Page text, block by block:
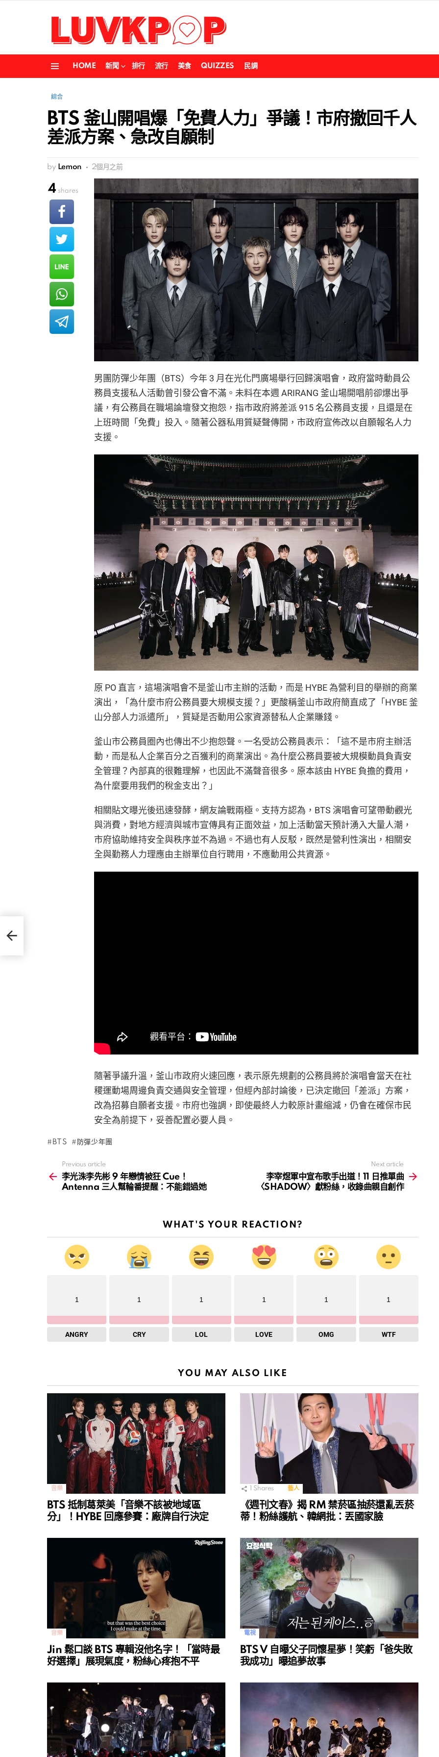
HOME 新聞 排行 流行 美食 QUIZZES 民調
綜合
BTS 釜山開唱爆「免費人力」爭議！市府撤回千人
差派方案、急改自願制
by Lemon 2個月之前
男團防彈少年團（BTS）今年 3 月在光化門廣場舉行回歸演唱會，政府當時動員公
務員支援私人活動曾引發公會不滿。未料在本週 ARIRANG 釜山場開唱前卻爆出爭
議，有公務員在職場論壇發文抱怨，指市政府將差派 915 名公務員支援，且還是在
上班時間「免費」投入。隨著公器私用質疑聲傳開，市政府宣佈改以自願報名人力
支援。
原 PO 直言，這場演唱會不是釜山市主辦的活動，而是 HYBE 為營利目的舉辦的商業
演出，「為什麼市府公務員要大規模支援？」更酸稱釜山市政府簡直成了「HYBE 釜
山分部人力派遣所」，質疑是否動用公家資源替私人企業賺錢。
釜山市公務員圈內也傳出不少抱怨聲。一名受訪公務員表示：「這不是市府主辦活
動，而是私人企業百分之百獲利的商業演出。為什麼公務員要被大規模動員負責安
全管理？內部真的很難理解，也因此不滿聲音很多。原本該由 HYBE 負擔的費用，
為什麼要用我們的稅金支出？」
相關貼文曝光後迅速發酵，網友論戰兩極。支持方認為，BTS 演唱會可望帶動觀光
與消費，對地方經濟與城市宣傳具有正面效益，加上活動當天預計湧入大量人潮，
市府協助維持安全與秩序並不為過。不過也有人反駁，既然是營利性演出，相關安
全與勤務人力理應由主辦單位自行聘用，不應動用公共資源。
隨著爭議升溫，釜山市政府火速回應，表示原先規劃的公務員將於演唱會當天在社
稷運動場周邊負責交通與安全管理，但經內部討論後，已決定撤回「差派」方案，
改為招募自願者支援。市府也強調，即使最終人力較原計畫縮減，仍會在確保市民
安全為前提下，妥善配置必要人員。
4 shares
BTS 防彈少年團
more
Previous article
李光洙李先彬 9 年戀情被狂 Cue！
Antenna 三人幫輪番提醒：不能錯過她
Next article
李宰煜軍中宣布歌手出道！11 日推單曲
〈SHADOW〉獻粉絲，收錄曲親自創作
WHAT'S YOUR REACTION?
1
ANGRY
1
CRY
1
LOL
1
LOVE
1
OMG
1
WTF
YOU MAY ALSO LIKE
音樂
BTS 抵制葛萊美「音樂不該被地域區
分」！HYBE 回應參賽：廠牌自行決定
Shares 藝人
《週刊文春》揭 RM 禁菸區抽菸還亂丟菸
蒂！粉絲護航、韓網批：丟國家臉
音樂
Jin 鬆口談 BTS 專輯沒他名字！「當時最
好選擇」展現氣度，粉絲心疼抱不平
電視
BTS V 自曝父子同懷星夢！笑虧「爸失敗
我成功」曝追夢故事